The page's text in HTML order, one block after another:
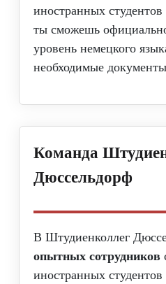
иностранных
ты сможешь
уровень немецкого
необходимые
Команда
Дюссельдорф
В Штудиенколлег
опытных сотрудников
иностранных